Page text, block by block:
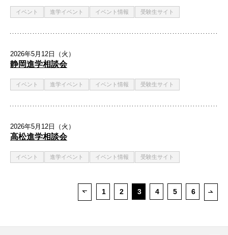
イベント 進学イベント イベント情報 受験生サイト
2026年5月12日（火）
静岡進学相談会
イベント 進学イベント イベント情報 受験生サイト
2026年5月12日（火）
高松進学相談会
イベント 進学イベント イベント情報 受験生サイト
前ページ
1 2 3 4 5 6 次ペ